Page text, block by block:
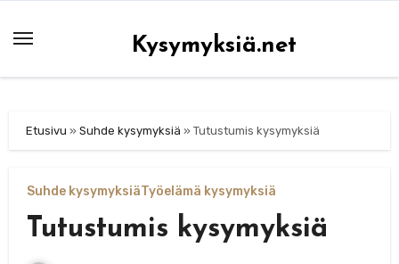
Kysymyksiä.net
Etusivu » Suhde kysymyksiä » Tutustumis kysymyksiä
Suhde kysymyksiäTyöelämä kysymyksiä
Tutustumis kysymyksiä